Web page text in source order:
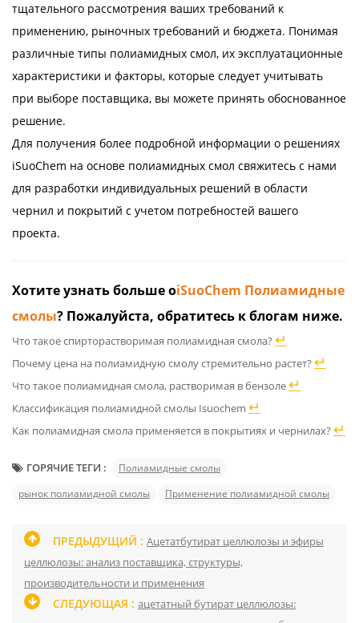
тщательного рассмотрения ваших требований к
применению, рыночных требований и бюджета. Понимая
различные типы полиамидных смол, их эксплуатационные
характеристики и факторы, которые следует учитывать
при выборе поставщика, вы можете принять обоснованное
решение.
Для получения более подробной информации о решениях
iSuoChem на основе полиамидных смол свяжитесь с нами
для разработки индивидуальных решений в области
чернил и покрытий с учетом потребностей вашего
проекта.
Хотите узнать больше оiSuoChem Полиамидные
смолы? Пожалуйста, обратитесь к блогам ниже.
Что такое спирторастворимая полиамидная смола? ↵
Почему цена на полиамидную смолу стремительно растет? ↵
Что такое полиамидная смола, растворимая в бензоле↵
Классификация полиамидной смолы Isuochem ↵
Как полиамидная смола применяется в покрытиях и чернилах? ↵
ГОРЯЧИЕ ТЕГИ :
Полиамидные смолы
рынок полиамидной смолы
Применение полиамидной смолы
ПРЕДЫДУЩИЙ : Ацетатбутират целлюлозы и эфиры
целлюлозы: анализ поставщика, структуры,
производительности и применения
СЛЕДУЮЩАЯ : ацетатный бутират целлюлозы: